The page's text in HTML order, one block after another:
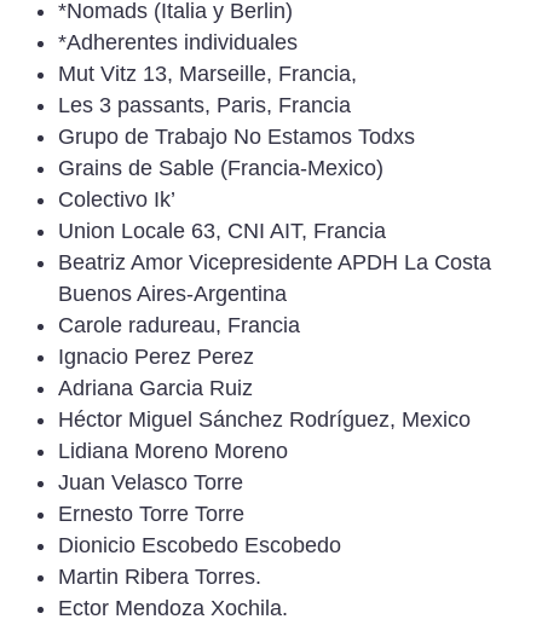
*Nomads (Italia y Berlin)
*Adherentes individuales
Mut Vitz 13, Marseille, Francia,
Les 3 passants, Paris, Francia
Grupo de Trabajo No Estamos Todxs
Grains de Sable (Francia-Mexico)
Colectivo Ik’
Union Locale 63, CNI AIT, Francia
Beatriz Amor Vicepresidente APDH La Costa
Buenos Aires-Argentina
Carole radureau, Francia
Ignacio Perez Perez
Adriana Garcia Ruiz
Héctor Miguel Sánchez Rodríguez, Mexico
Lidiana Moreno Moreno
Juan Velasco Torre
Ernesto Torre Torre
Dionicio Escobedo Escobedo
Martin Ribera Torres.
Ector Mendoza Xochila.